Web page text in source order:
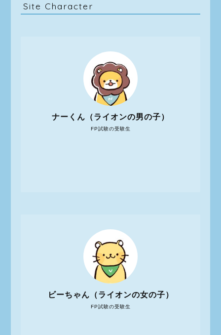
Site Character
FP試験の受験生
ナーくん（ライオンの男の子）
FP試験の受験生
ビーちゃん（ライオンの女の子）